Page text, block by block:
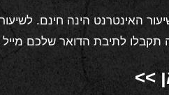
חינם. לשיעור יכולים להיכנס עד 500 משתתפים ומניסיון,
לתיבת הדואר שלכם מייל
>>